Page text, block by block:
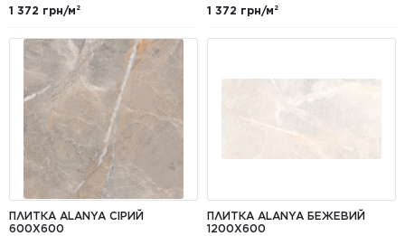
1 372 грн/м²
1 372 грн/м²
ПЛИТКА ALANYA СІРИЙ
600X600
ПЛИТКА ALANYA БЕЖЕВИЙ
1200X600